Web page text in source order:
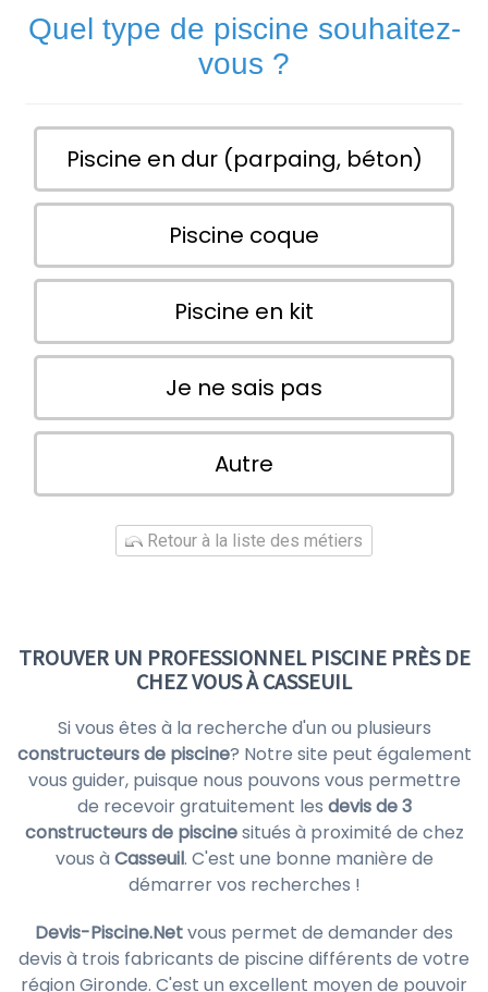
Quel type de piscine souhaitez-
vous ?
Piscine en dur (parpaing, béton)
Piscine coque
Piscine en kit
Je ne sais pas
Autre
Retour à la liste des métiers
TROUVER UN PROFESSIONNEL PISCINE PRÈS DE
CHEZ VOUS À CASSEUIL
Si vous êtes à la recherche d'un ou plusieurs
constructeurs de piscine? Notre site peut également
vous guider, puisque nous pouvons vous permettre
de recevoir gratuitement les devis de 3
constructeurs de piscinesitués à proximité de chez
vous à Casseuil. C'est une bonne manière de
démarrer vos recherches !
Devis-Piscine.Netvous permet de demander des
devis à trois fabricants de piscine différents de votre
région Gironde. C'est un excellent moyen de pouvoir